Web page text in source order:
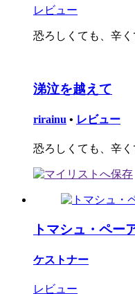
レビュー
恐ろしくても、辛く
涕泣を越えて
rirainu • レビュー
恐ろしくても、辛く
トマシュ・ペー
ケストナー
レビュー